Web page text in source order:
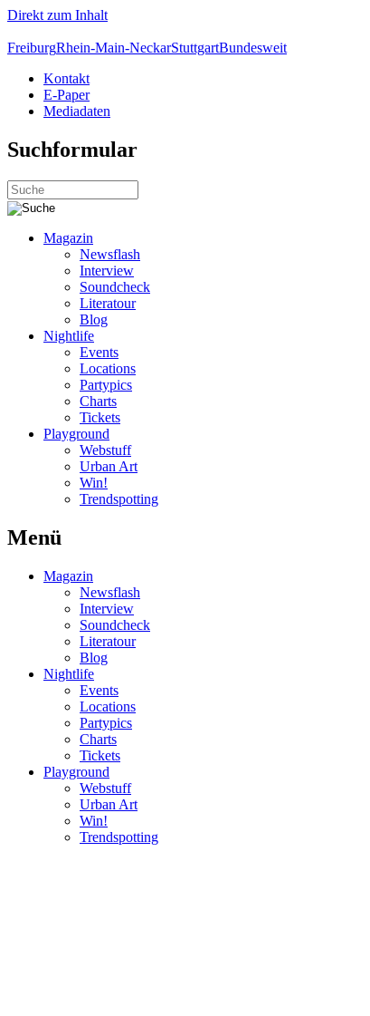
Direkt zum Inhalt
FreiburgRhein-Main-NeckarStuttgartBundesweit
Kontakt
E-Paper
Mediadaten
Suchformular
Magazin
Newsflash
Interview
Soundcheck
Literatour
Blog
Nightlife
Events
Locations
Partypics
Charts
Tickets
Playground
Webstuff
Urban Art
Win!
Trendspotting
Menü
Magazin
Newsflash
Interview
Soundcheck
Literatour
Blog
Nightlife
Events
Locations
Partypics
Charts
Tickets
Playground
Webstuff
Urban Art
Win!
Trendspotting